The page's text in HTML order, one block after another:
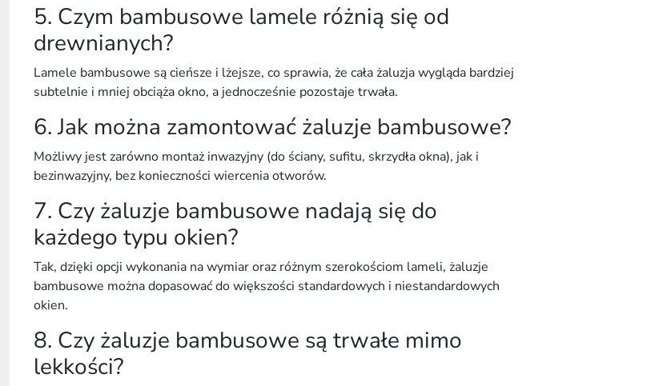
5. Czym bambusowe lamele różnią się od
drewnianych?
Lamele bambusowe sącieńsze i lżejsze, co sprawia, że cała żaluzja wygląda bardziej
subtelnie i mniej obciąża okno, a jednocześnie pozostaje trwała.
6. Jak można zamontować żaluzje bambusowe?
Możliwy jest zarówno montaż inwazyjny (do ściany, sufitu, skrzydła okna), jak i
bezinwazyjny, bez konieczności wiercenia otworów.
7. Czy żaluzje bambusowe nadają się do
każdego typu okien?
Tak, dzięki opcji wykonania na wymiaroraz różnym szerokościom lameli, żaluzje
bambusowe można dopasować do większości standardowych i niestandardowych
okien.
8. Czy żaluzje bambusowe są trwałe mimo
lekkości?